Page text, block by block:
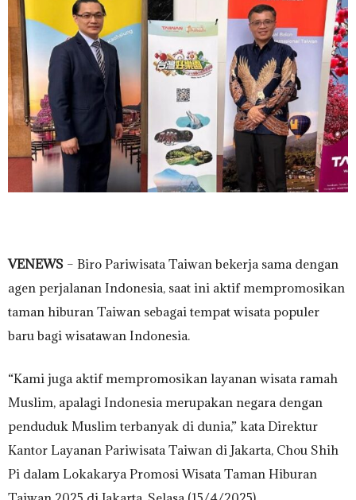
VENEWS – Biro Pariwisata Taiwan bekerja sama dengan
agen perjalanan Indonesia, saat ini aktif mempromosikan
taman hiburan Taiwan sebagai tempat wisata populer
baru bagi wisatawan Indonesia.
“Kami juga aktif mempromosikan layanan wisata ramah
Muslim, apalagi Indonesia merupakan negara dengan
penduduk Muslim terbanyak di dunia,” kata Direktur
Kantor Layanan Pariwisata Taiwan di Jakarta, Chou Shih
Pi dalam Lokakarya Promosi Wisata Taman Hiburan